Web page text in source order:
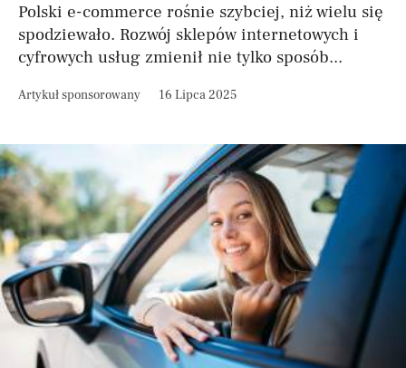
Polski e-commerce rośnie szybciej, niż wielu się
spodziewało. Rozwój sklepów internetowych i
cyfrowych usług zmienił nie tylko sposób...
Artykuł sponsorowany 16 Lipca 2025